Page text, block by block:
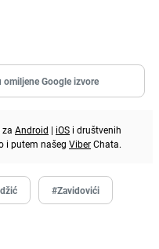
omiljene Google izvore
Android | iOS i društvenih
i putem našeg ViberChata.
#Zavidovići